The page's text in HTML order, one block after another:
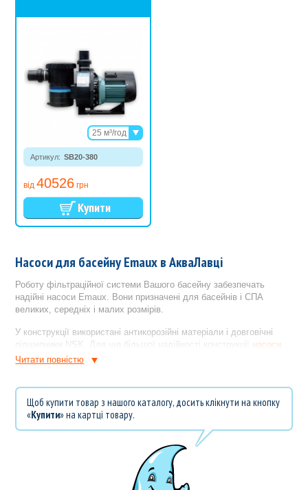
Артикул: SB20-380
від 40526 грн
25 м³/год
29 м³/год
Насоси для басейну Emaux в АкваЛавці
Роботу фільтраційної системи Вашого басейну забезпечать
надійні насоси Emaux. Вони призначені для басейнів і СПА
великих, середніх і малих розмірів.
У конструкції використані антикорозійні матеріали і довговічні
підшипники NSK. Для ще більшої надійності конструкції насоси
для басейнуоснащені захистом від перегріву.
потрібно зупиняти роботу насоса Emaux для перевірки ступеня
засміченості.
До всіх конкурентних переваг насосів Emaux слід віднести
низьке споживання електроенергії і низький рівень шуму. Навіть
високопродуктивні насоси працюють досить тихо і при цьому
При виборі насоса для басейну завжди слід звертати увагу на
Читати повнiстю
Щоб купити товар з нашого каталогу, досить клікнути на кнопку
«Купити» на картці товару.